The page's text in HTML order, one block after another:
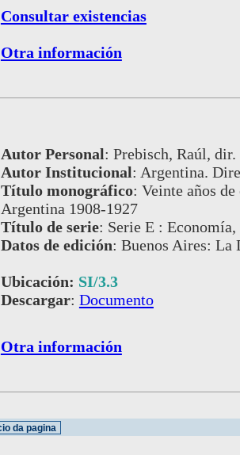
Consultar existencias
Otra información
Autor Personal: Prebisch, Raúl, dir.
Autor Institucional: Argentina.
Título monográfico: Veinte años
Argentina 1908-1927
Título de serie: Serie E : Economía,
Datos de edición: Buenos Aires: La
Ubicación: SI/3.3
Descargar: Documento
Otra información